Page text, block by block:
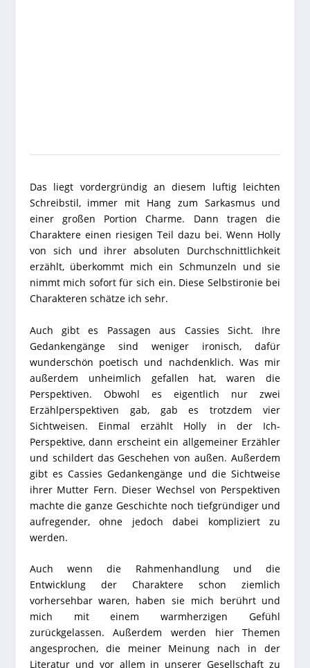
Das liegt vordergründig an diesem luftig leichten
Schreibstil, immer mit Hang zum Sarkasmus und
einer großen Portion Charme. Dann tragen die
Charaktere einen riesigen Teil dazu bei. Wenn Holly
von sich und ihrer absoluten Durchschnittlichkeit
erzählt, überkommt mich ein Schmunzeln und sie
nimmt mich sofort für sich ein. Diese Selbstironie bei
Charakteren schätze ich sehr.
Auch gibt es Passagen aus Cassies Sicht. Ihre
Gedankengänge sind weniger ironisch, dafür
wunderschön poetisch und nachdenklich. Was mir
außerdem unheimlich gefallen hat, waren die
Perspektiven. Obwohl es eigentlich nur zwei
Erzählperspektiven gab, gab es trotzdem vier
Sichtweisen. Einmal erzählt Holly in der Ich-
Perspektive, dann erscheint ein allgemeiner Erzähler
und schildert das Geschehen von außen. Außerdem
gibt es Cassies Gedankengänge und die Sichtweise
ihrer Mutter Fern. Dieser Wechsel von Perspektiven
machte die ganze Geschichte noch tiefgründiger und
aufregender, ohne jedoch dabei kompliziert zu
werden.
Auch wenn die Rahmenhandlung und die
Entwicklung der Charaktere schon ziemlich
vorhersehbar waren, haben sie mich berührt und
mich mit einem warmherzigen Gefühl
zurückgelassen. Außerdem werden hier Themen
angesprochen, die meiner Meinung nach in der
Literatur und vor allem in unserer Gesellschaft zu